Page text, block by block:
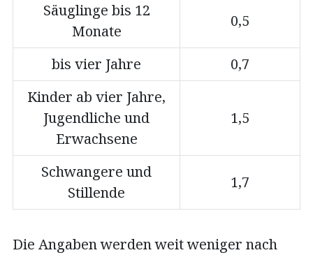
Säuglinge bis 12
Monate
0,5
bis vier Jahre
0,7
Kinder ab vier Jahre,
Jugendliche und
Erwachsene
1,5
Schwangere und
Stillende
1,7
Die Angaben werden weit weniger nach